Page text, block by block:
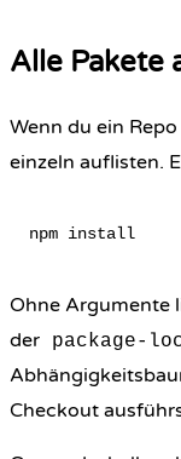
Alle Pakete
Wenn du ein
einzeln auflisten.
Ohne Argumente
der
package-
Checkout